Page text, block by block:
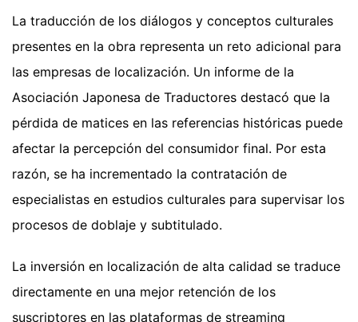
La traducción de los diálogos y conceptos culturales
presentes en la obra representa un reto adicional para
las empresas de localización. Un informe de la
Asociación Japonesa de Traductores destacó que la
pérdida de matices en las referencias históricas puede
afectar la percepción del consumidor final. Por esta
razón, se ha incrementado la contratación de
especialistas en estudios culturales para supervisar los
procesos de doblaje y subtitulado.
La inversión en localización de alta calidad se traduce
directamente en una mejor retención de los
suscriptores en las plataformas de streaming